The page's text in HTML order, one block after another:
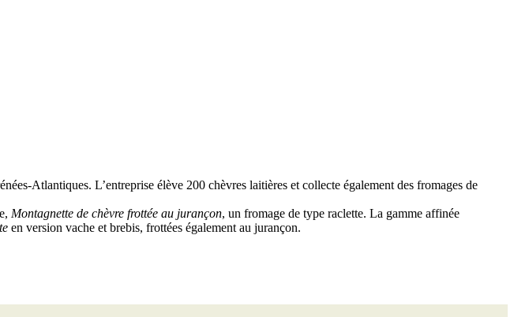
Atlantiques. L’entreprise élève 200 chèvres laitières et collecte également des fromages de
Montagnette de chèvre frottée au jurançon, un fromage de type raclette. La gamme affinée
en version vache et brebis, frottées également au jurançon.